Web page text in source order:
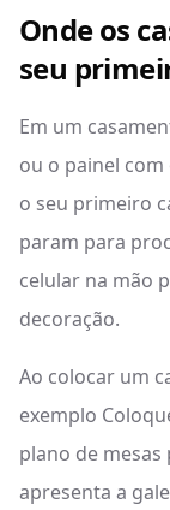
Onde os
seu
Em um
ou o painel com
o seu primeiro
param para
celular na mão
decoração.
Ao colocar um
exemplo
plano de mesas
apresenta a